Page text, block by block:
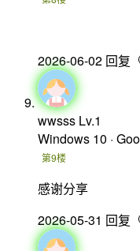
2026-06-02 回复
wwsss Lv.1
Windows 10 ·
第9楼
感谢分享
2026-05-31 回复